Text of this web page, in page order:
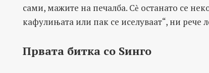
сами, мажите на печалба. Сѐ останато се
кафулињата или пак се иселуваат“, ни рече
Првата битка со Ѕинго